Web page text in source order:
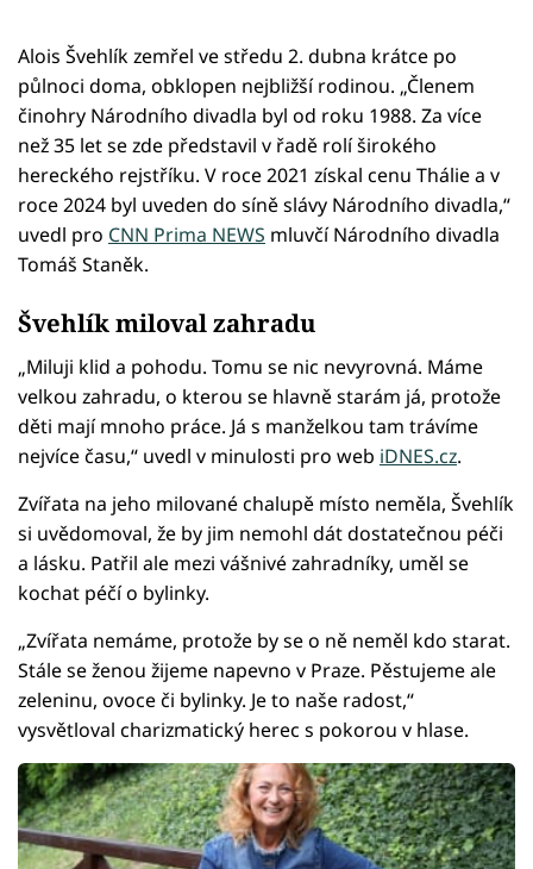
Alois Švehlík zemřel ve středu 2. dubna krátce po
půlnoci doma, obklopen nejbližší rodinou. „Členem
činohry Národního divadla byl od roku 1988. Za více
než 35 let se zde představil v řadě rolí širokého
hereckého rejstříku. V roce 2021 získal cenu Thálie a v
roce 2024 byl uveden do síně slávy Národního divadla,“
uvedl pro CNN Prima NEWS mluvčí Národního divadla
Tomáš Staněk.
Švehlík miloval zahradu
„Miluji klid a pohodu. Tomu se nic nevyrovná. Máme
velkou zahradu, o kterou se hlavně starám já, protože
děti mají mnoho práce. Já s manželkou tam trávíme
nejvíce času,“ uvedl v minulosti pro web iDNES.cz.
Zvířata na jeho milované chalupě místo neměla, Švehlík
si uvědomoval, že by jim nemohl dát dostatečnou péči
a lásku. Patřil ale mezi vášnivé zahradníky, uměl se
kochat péčí o bylinky.
„Zvířata nemáme, protože by se o ně neměl kdo starat.
Stále se ženou žijeme napevno v Praze. Pěstujeme ale
zeleninu, ovoce či bylinky. Je to naše radost,“
vysvětloval charizmatický herec s pokorou v hlase.